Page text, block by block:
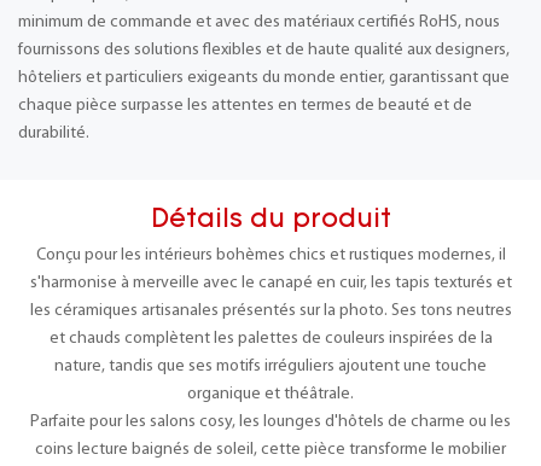
minimum de commande et avec des matériaux certifiés RoHS, nous
fournissons des solutions flexibles et de haute qualité aux designers,
hôteliers et particuliers exigeants du monde entier, garantissant que
chaque pièce surpasse les attentes en termes de beauté et de
durabilité.
Détails du produit
Conçu pour les intérieurs bohèmes chics et rustiques modernes, il
s'harmonise à merveille avec le canapé en cuir, les tapis texturés et
les céramiques artisanales présentés sur la photo. Ses tons neutres
et chauds complètent les palettes de couleurs inspirées de la
nature, tandis que ses motifs irréguliers ajoutent une touche
organique et théâtrale.
Parfaite pour les salons cosy, les lounges d'hôtels de charme ou les
coins lecture baignés de soleil, cette pièce transforme le mobilier